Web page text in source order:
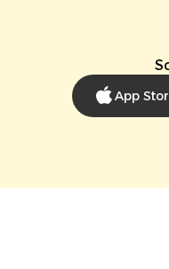
App